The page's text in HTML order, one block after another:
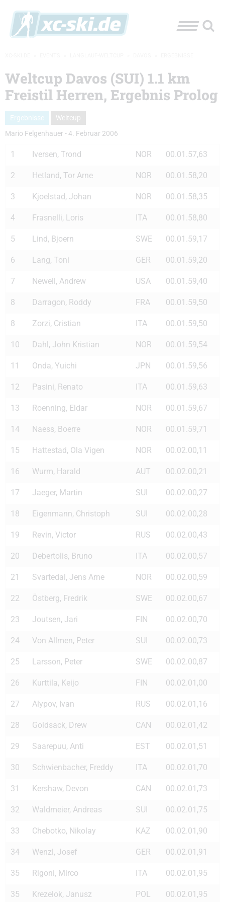
Weltcup Davos (SUI) 1.1 km
Freistil Herren, Ergebnis Prolog
Ergebnisse
Weltcup
Mario Felgenhauer -4. Februar 2006
1 Iversen, Trond NOR 00.01.57,63
2 Hetland, Tor Arne NOR 00.01.58,20
3 Kjoelstad, Johan NOR 00.01.58,35
4 Frasnelli, Loris ITA 00.01.58,80
5 Lind, Bjoern SWE 00.01.59,17
6 Lang, Toni GER 00.01.59,20
7 Newell, Andrew USA 00.01.59,40
8 Darragon, Roddy FRA 00.01.59,50
8 Zorzi, Cristian ITA 00.01.59,50
10 Dahl, John Kristian NOR 00.01.59,54
11 Onda, Yuichi JPN 00.01.59,56
12 Pasini, Renato ITA 00.01.59,63
13 Roenning, Eldar NOR 00.01.59,67
14 Naess, Boerre NOR 00.01.59,71
15 Hattestad, Ola Vigen NOR 00.02.00,11
16 Wurm, Harald AUT 00.02.00,21
17 Jaeger, Martin SUI 00.02.00,27
18 Eigenmann, Christoph SUI 00.02.00,28
19 Revin, Victor RUS 00.02.00,43
20 Debertolis, Bruno ITA 00.02.00,57
21 Svartedal, Jens Arne NOR 00.02.00,59
22 Östberg, Fredrik SWE 00.02.00,67
23 Joutsen, Jari FIN 00.02.00,70
24 Von Allmen, Peter SUI 00.02.00,73
25 Larsson, Peter SWE 00.02.00,87
26 Kurttila, Keijo FIN 00.02.01,00
27 Alypov, Ivan RUS 00.02.01,16
28 Goldsack, Drew CAN 00.02.01,42
29 Saarepuu, Anti EST 00.02.01,51
30 Schwienbacher, Freddy ITA 00.02.01,70
31 Kershaw, Devon CAN 00.02.01,73
32 Waldmeier, Andreas SUI 00.02.01,75
33 Chebotko, Nikolay KAZ 00.02.01,90
34 Wenzl, Josef GER 00.02.01,91
35 Rigoni, Mirco ITA 00.02.01,95
35 Krezelok, Janusz POL 00.02.01,95